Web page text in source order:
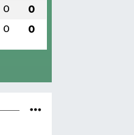
0 0
0 0